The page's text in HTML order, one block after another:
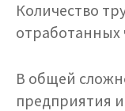
Количество
отработанных
В общей
предприятия